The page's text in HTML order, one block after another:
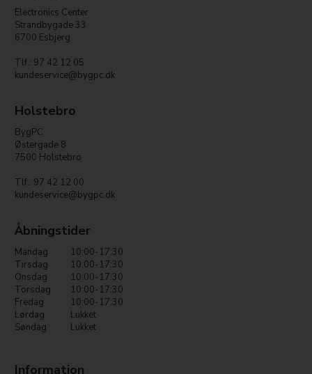
Electronics Center
Strandbygade 33
6700 Esbjerg
Tlf.: 97 42 12 05
kundeservice@bygpc.dk
Holstebro
BygPC
Østergade 8
7500 Holstebro
Tlf.: 97 42 12 00
kundeservice@bygpc.dk
Åbningstider
Mandag
10:00-17:30
Tirsdag
10:00-17:30
Onsdag
10:00-17:30
Torsdag
10:00-17:30
Fredag
10:00-17:30
Lørdag
Lukket
Søndag
Lukket
Information